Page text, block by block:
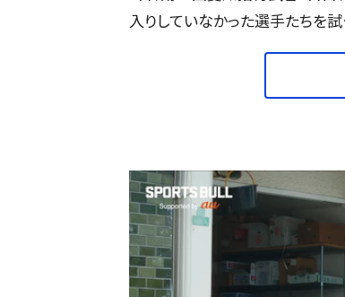
入りしていなかった選手たちを